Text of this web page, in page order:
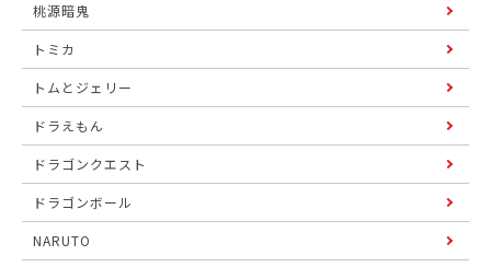
桃源暗鬼
トミカ
トムとジェリー
ドラえもん
ドラゴンクエスト
ドラゴンボール
NARUTO